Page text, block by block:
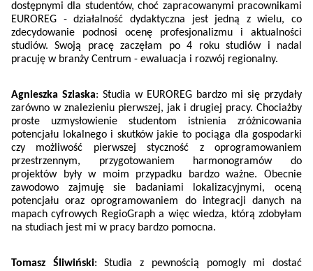
dostępnymi dla studentów, choć zapracowanymi pracownikami
EUROREG - działalność dydaktyczna jest jedną z wielu, co
zdecydowanie podnosi ocenę profesjonalizmu i aktualności
studiów. Swoją pracę zaczęłam po 4 roku studiów i nadal
pracuję w branży Centrum - ewaluacja i rozwój regionalny.
Agnieszka Szlaska: Studia w EUROREG bardzo mi się przydały
zarówno w znalezieniu pierwszej, jak i drugiej pracy. Chociażby
proste uzmysłowienie studentom istnienia zróżnicowania
potencjału lokalnego i skutków jakie to pociąga dla gospodarki
czy możliwość pierwszej styczność z oprogramowaniem
przestrzennym, przygotowaniem harmonogramów do
projektów były w moim przypadku bardzo ważne. Obecnie
zawodowo zajmuję sie badaniami lokalizacyjnymi, oceną
potencjału oraz oprogramowaniem do integracji danych na
mapach cyfrowych RegioGraph a więc wiedza, którą zdobyłam
na studiach jest mi w pracy bardzo pomocna.
Tomasz Śliwiński: Studia z pewnością pomogly mi dostać